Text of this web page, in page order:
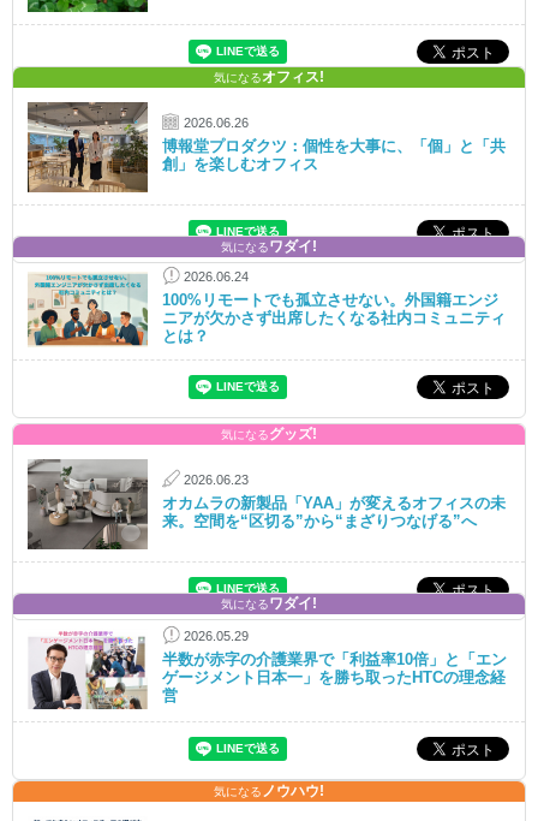
気になるオフィス!
2026.06.26
博報堂プロダクツ：個性を大事に、「個」と「共
創」を楽しむオフィス
気になるワダイ!
2026.06.24
100%リモートでも孤立させない。外国籍エンジ
ニアが欠かさず出席したくなる社内コミュニティ
とは？
気になるグッズ!
2026.06.23
オカムラの新製品「YAA」が変えるオフィスの未
来。空間を“区切る”から“まざりつなげる”へ
気になるワダイ!
2026.05.29
半数が赤字の介護業界で「利益率10倍」と「エン
ゲージメント日本一」を勝ち取ったHTCの理念経
営
気になる ノウハウ!